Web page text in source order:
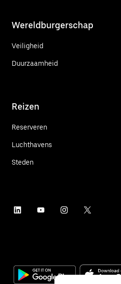
Wereldburgerschap
Veiligheid
Duurzaamheid
Reizen
Reserveren
Luchthavens
Steden